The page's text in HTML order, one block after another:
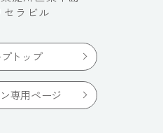
セラビル
トップ
専用ページ